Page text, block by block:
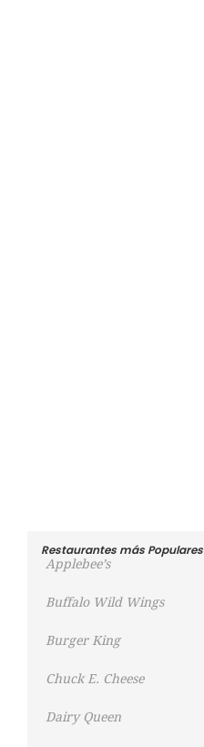
Restaurantes más Populares
Applebee’s
Buffalo Wild Wings
Burger King
Chuck E. Cheese
Dairy Queen